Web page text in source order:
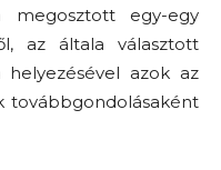
megosztott egy-egy
az általa választott
helyezésével azok az
továbbgondolásaként